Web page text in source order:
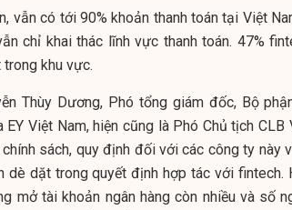
vẫn có tới 90% khoản thanh toán tại Việt
chỉ khai thác lĩnh vực thanh toán. 47%
trong khu vực.
Thùy Dương, Phó tổng giám đốc, Bộ
EY Việt Nam, hiện cũng là Phó Chủ tịch
sách, quy định đối với các công ty này
dè dặt trong quyết định hợp tác với fintech.
mở tài khoản ngân hàng còn nhiều và số